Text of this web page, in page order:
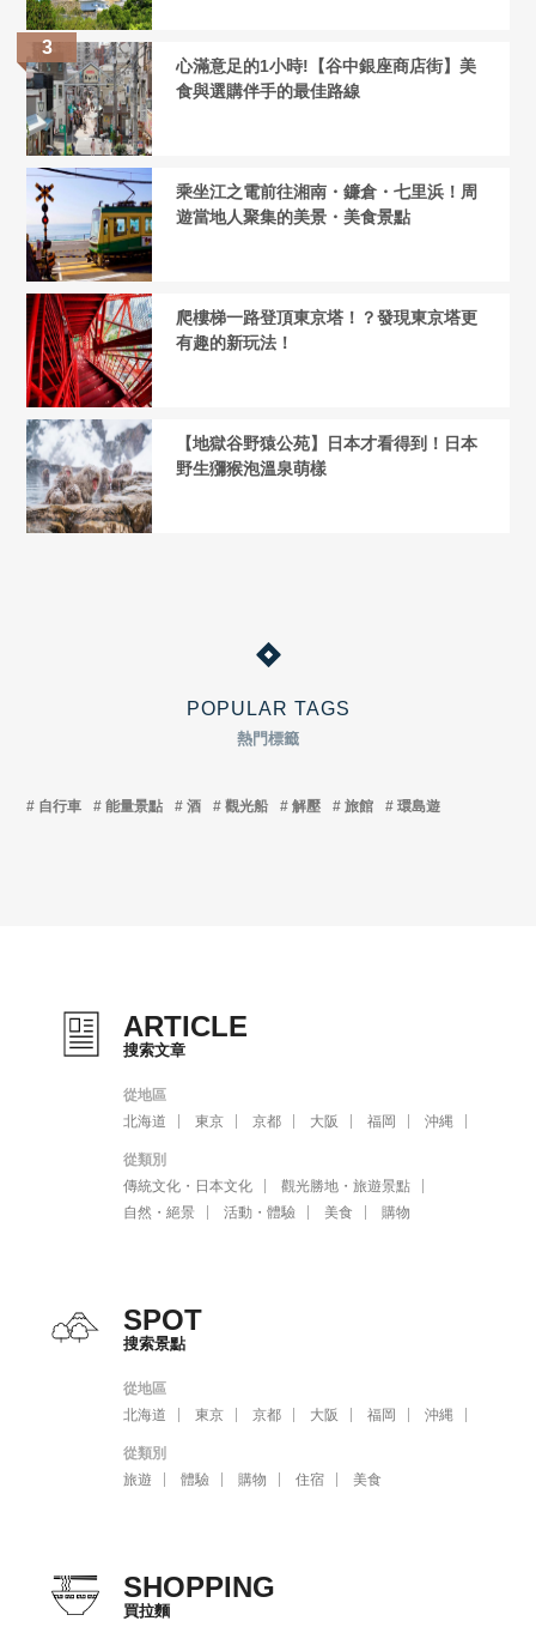
POPULAR TAGS
熱門標籤
自行車 能量景點 酒 觀光船 解壓 旅館 環島遊
心滿意足的1小時!【谷中銀座商店街】美
食與選購伴手的最佳路線
乘坐江之電前往湘南・鐮倉・七里浜！周
遊當地人聚集的美景・美食景點
爬樓梯一路登頂東京塔！？發現東京塔更
有趣的新玩法！
【地獄谷野猿公苑】日本才看得到！日本
野生獼猴泡溫泉萌樣
ARTICLE
搜索文章
從地區
北海道
東京 京都 大阪 福岡 沖縄
從類別
傳統文化・日本文化
觀光勝地・旅遊景點
自然・絕景
活動・體驗 美食 購物
SPOT
搜索景點
從地區
北海道
東京 京都 大阪 福岡 沖縄
從類別
旅遊
體驗 購物 住宿 美食
SHOPPING
買拉麵